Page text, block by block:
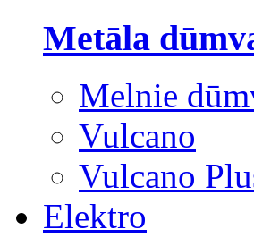
Metāla
Melnie
Vulcano
Vulcano
Elektro